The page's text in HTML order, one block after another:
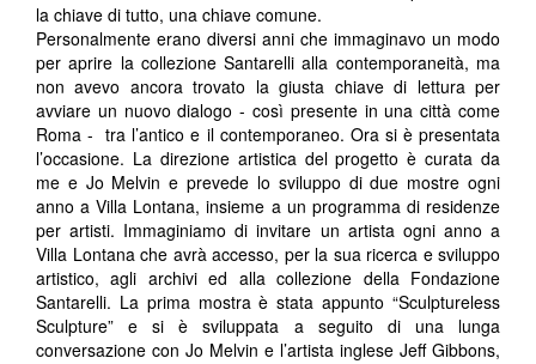
la chiave di tutto, una chiave comune.
Personalmente erano diversi anni che immaginavo un modo
per aprire la collezione Santarelli alla contemporaneità, ma
non avevo ancora trovato la giusta chiave di lettura per
avviare un nuovo dialogo - così presente in una città come
Roma - tra l’antico e il contemporaneo. Ora si è presentata
l’occasione. La direzione artistica del progetto è curata da
me e Jo Melvin e prevede lo sviluppo di due mostre ogni
anno a Villa Lontana, insieme a un programma di residenze
per artisti. Immaginiamo di invitare un artista ogni anno a
Villa Lontana che avrà accesso, per la sua ricerca e sviluppo
artistico, agli archivi ed alla collezione della Fondazione
Santarelli. La prima mostra è stata appunto “Sculptureless
Sculpture” e si è sviluppata a seguito di una lunga
conversazione con Jo Melvin e l’artista inglese Jeff Gibbons,